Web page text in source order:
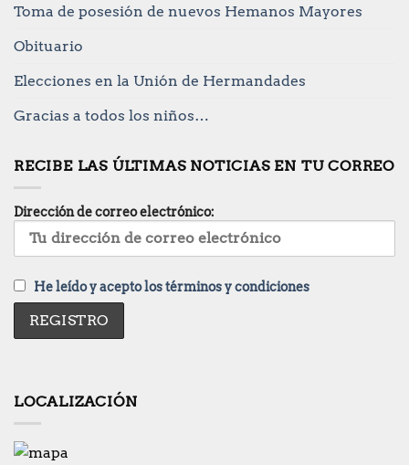
Toma de posesión de nuevos Hemanos Mayores
Obituario
Elecciones en la Unión de Hermandades
Gracias a todos los niños…
RECIBE LAS ÚLTIMAS NOTICIAS EN TU CORREO
Dirección de correo electrónico:
He leído y acepto los términos y condiciones
LOCALIZACIÓN